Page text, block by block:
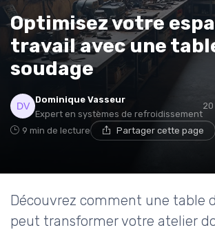
Optimisez votre
travail avec une
soudage
Dominique Vasseur
Expert en systèmes de refroidissement
9 min de lecture Partager cette page
Découvrez comment une table
peut transformer votre atelier
→ Je m'abonne
* En m'inscrivant, j'accepte de recevoir
d'Appareils Ménagers et les offres de